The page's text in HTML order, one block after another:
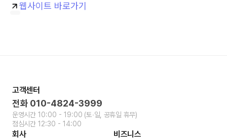
웹사이트 바로가기
고객센터
전화 010-4824-3999
운영시간 10:00 - 19:00 (토∙일, 공휴일 휴무)
점심시간 12:30 - 14:00
회사 비즈니스